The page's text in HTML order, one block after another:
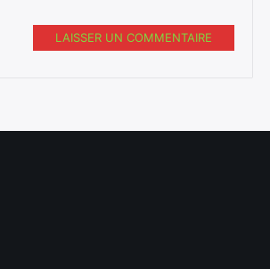
LAISSER UN COMMENTAIRE